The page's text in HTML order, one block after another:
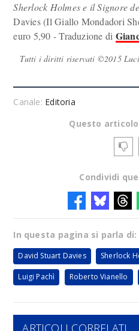
Sherlock Holmes e il Signore
Davies (Il Giallo Mondadori
euro 5,90 - Traduzione di
Tutti i diritti riservati ©2015
Canale: Editoria
Questo
Condividi
In questa pagina si parla di:
David Stuart Davies Sherlock
Luigi Pachì Roberto Vianello
ARTICOLI CORRELATI